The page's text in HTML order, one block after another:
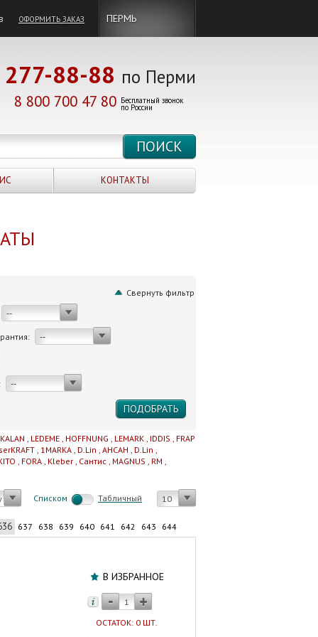
ОФОРМИТЬ ЗАКАЗ ПЕРМЬ
277-88-88 по Перми
8 800 700 47 80 Бесплатный звонок
по России
КОНТАКТЫ
Свернуть фильтр
--
--
--
, LEDEME , HOFFNUNG , LEMARK , IDDIS , FRAP
, 1MARKA , D.Lin , AHCAH , D.Lin ,
, FORA , Kleber , Сантис , MAGNUS , RM ,
Cписком Табличный 10
637 638 639 640 641 642 643
644
В ИЗБРАННОЕ
ОСТАТОК: 0 ШТ.